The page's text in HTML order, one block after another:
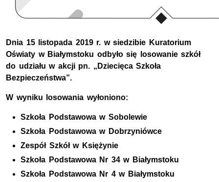
Dnia 15 listopada 2019 r. w siedzibie Kuratorium
Oświaty w Białymstoku odbyło się losowanie szkół
do udziału w akcji pn. „Dziecięca Szkoła
Bezpieczeństwa”.
W wyniku losowania wyłoniono:
Szkoła Podstawowa w Sobolewie
Szkoła Podstawowa w Dobrzyniówce
Zespół Szkół w Księżynie
Szkoła Podstawowa Nr 34 w Białymstoku
Szkoła Podstawowa Nr 4 w Białymstoku